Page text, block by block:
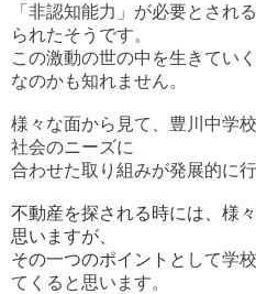
「非認知能力」が必要とされ
られたそうです。
この激動の世の中を生きてい
なのかも知れません。
様々な面から見て、豊川中学
社会のニーズに
合わせた取り組みが発展的に
不動産を探される時には、様
思いますが、
その一つのポイントと して学
てくると思います。